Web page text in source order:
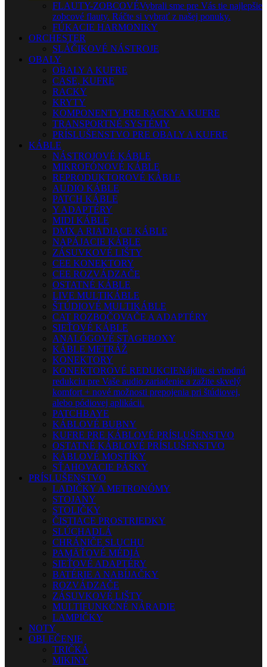
FLAUTY-ZOBCOVÉVybrali sme pre Vás tie najlepšie
zobcové flauty. Ráčte si vybrať z našej ponuky.
FÚKACIE HARMONIKY
ORCHESTER
SLÁČIKOVÉ NÁSTROJE
OBALY
OBALY A KUFRE
CASE, KUFRE
RACKY
KRYTY
KOMPONENTY PRE RACKY A KUFRE
TRANSPORTNÉ SYSTÉMY
PRÍSLUŠENSTVO PRE OBALY A KUFRE
KÁBLE
NÁSTROJOVÉ KÁBLE
MIKROFÓNOVÉ KÁBLE
REPRODUKTOROVÉ KÁBLE
AUDIO KÁBLE
PATCH KÁBLE
Y ADAPTÉRY
MIDI KÁBLE
DMX A RIADIACE KÁBLE
NAPÁJACIE KÁBLE
ZÁSUVKOVÉ LIŠTY
CEE KONEKTORY
CEE ROZVÁDZAČE
OSTATNÉ KÁBLE
LIVE MULTIKÁBLE
ŠTÚDIOVÉ MULTIKÁBLE
CAT ROZBOČOVAČE A ADAPTÉRY
SIEŤOVÉ KÁBLE
ANALÓGOVÉ STAGEBOXY
KÁBLE METRÁŽ
KONEKTORY
KONEKTOROVÉ REDUKCIENájdite si vhodnú
redukciu pre Vaše audio zariadenie a zažite skvelý
komfort + nové možnosti prepojenia pri štúdiovej,
alebo pódiovej aplikácii.
PATCHBAYE
KÁBLOVÉ BUBNY
KUFRE PRE KÁBLOVÉ PRÍSLUŠENSTVO
OSTATNÉ KÁBLOVÉ PRÍSLUŠENSTVO
KÁBLOVÉ MOSTÍKY
SŤAHOVACIE PÁSKY
PRÍSLUŠENSTVO
LADIČKY A METRONÓMY
STOJANY
STOLIČKY
ČISTIACE PROSTRIEDKY
SLÚCHADLÁ
CHRÁNIČE SLUCHU
PAMÄŤOVÉ MÉDIÁ
SIEŤOVÉ ADAPTÉRY
BATÉRIE A NABÍJAČKY
ROZVÁDZAČE
ZÁSUVKOVÉ LIŠTY
MULTIFUNKČNÉ NÁRADIE
LAMPIČKY
NOTY
OBLEČENIE
TRIČKÁ
MIKINY